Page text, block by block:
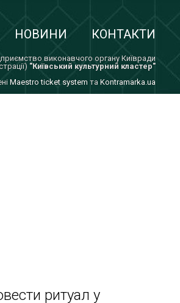
НОВИНИ КОНТАКТИ
виконавчого органу Київради
"Київський культурний кластер"
Maestro ticket system та Kontramarka.ua
ритуал у